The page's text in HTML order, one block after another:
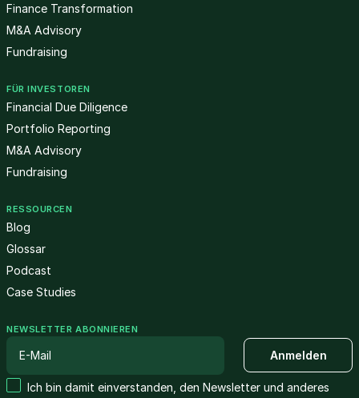
Finance Transformation
M&A Advisory
Fundraising
FÜR INVESTOREN
Financial Due Diligence
Portfolio Reporting
M&A Advisory
Fundraising
RESSOURCEN
Blog
Glossar
Podcast
Case Studies
NEWSLETTER ABONNIEREN
Ich bin damit einverstanden, den Newsletter und anderes